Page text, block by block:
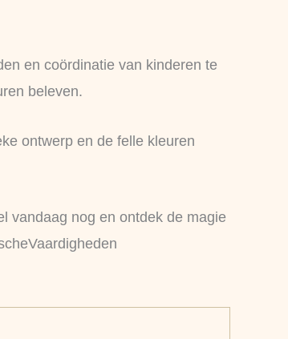
en coördinatie van kinderen te
beleven.
ontwerp en de felle kleuren
vandaag nog en ontdek de magie